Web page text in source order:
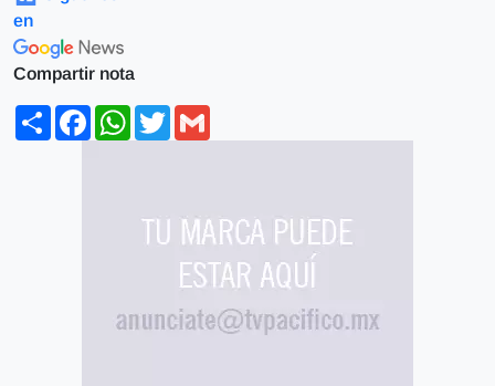
en
Compartir nota
ShareFacebookWhatsApp
Twitter